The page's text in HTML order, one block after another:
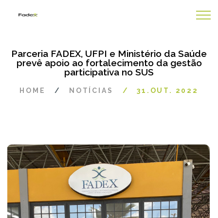
Parceria FADEX, UFPI e Ministério da Saúde
prevê apoio ao fortalecimento da gestão
participativa no SUS
HOME NOTÍCIAS 31.OUT. 2022